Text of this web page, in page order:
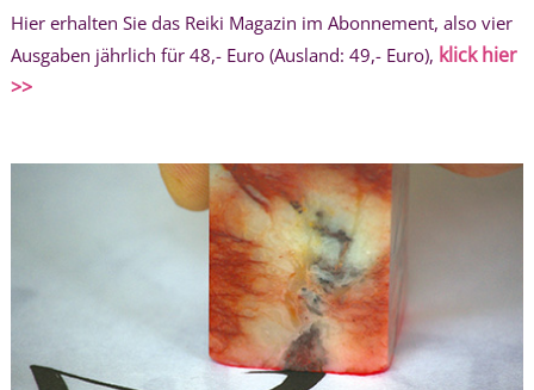
Hier erhalten Sie das Reiki Magazin im Abonnement, also vier
Ausgaben jährlich für 48,- Euro (Ausland: 49,- Euro), klick hier
>>